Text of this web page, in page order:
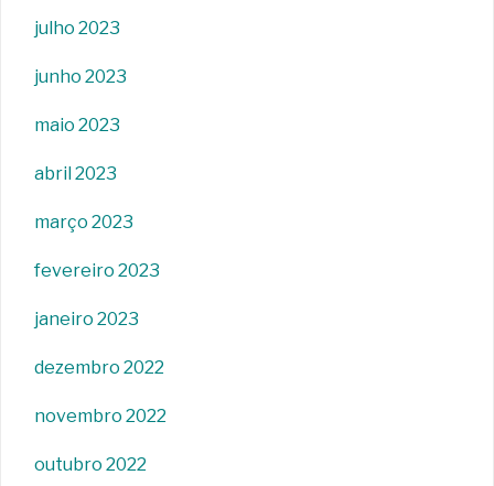
julho 2023
junho 2023
maio 2023
abril 2023
março 2023
fevereiro 2023
janeiro 2023
dezembro 2022
novembro 2022
outubro 2022